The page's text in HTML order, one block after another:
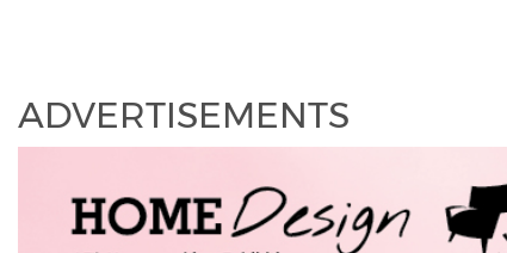
ADVERTISEMENTS